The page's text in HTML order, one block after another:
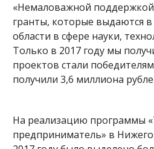
«Немаловажной поддержкой
гранты, которые выдаются
области в сфере науки,
Только в 2017 году мы
проектов стали
получили 3,6 миллиона
На реализацию программы
предприниматель» в